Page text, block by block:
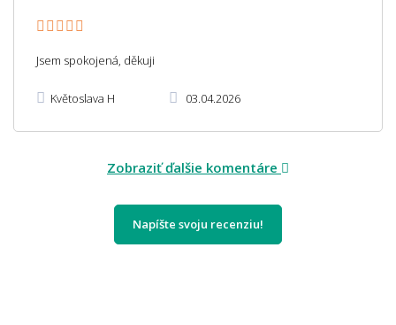
Jsem spokojená, děkuji
Květoslava H 03.04.2026
Zobraziť ďalšie komentáre
Napíšte svoju recenziu!